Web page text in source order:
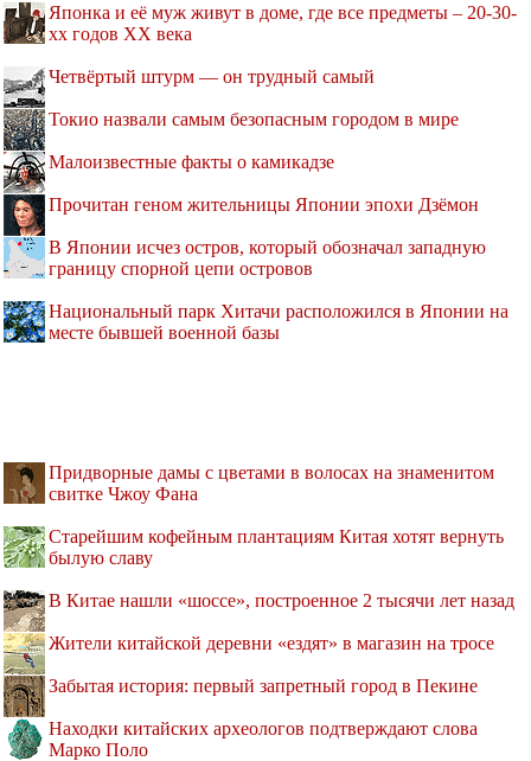
Японка и её муж живут в доме, где все предметы – 20-30-
хх годов XX века
Четвёртый штурм — он трудный самый
Токио назвали самым безопасным городом в мире
Малоизвестные факты о камикадзе
Прочитан геном жительницы Японии эпохи Дзёмон
В Японии исчез остров, который обозначал западную
границу спорной цепи островов
Национальный парк Хитачи расположился в Японии на
месте бывшей военной базы
Придворные дамы с цветами в волосах на знаменитом
свитке Чжоу Фана
Старейшим кофейным плантациям Китая хотят вернуть
былую славу
В Китае нашли «шоссе», построенное 2 тысячи лет назад
Жители китайской деревни «ездят» в магазин на тросе
Забытая история: первый запретный город в Пекине
Находки китайских археологов подтверждают слова
Марко Поло